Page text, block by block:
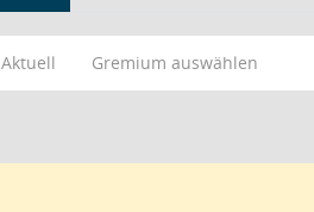
Aktuell Gremium auswählen